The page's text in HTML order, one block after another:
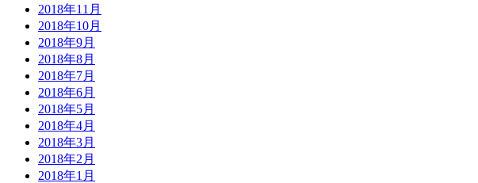
2018年11月
2018年10月
2018年9月
2018年8月
2018年7月
2018年6月
2018年5月
2018年4月
2018年3月
2018年2月
2018年1月